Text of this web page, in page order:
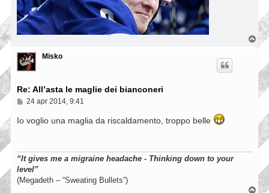
T
o
Misko
Re: All’asta le maglie dei bianconeri
M
s
g
i
o
24 apr 2014, 9:41
Io voglio una maglia da riscaldamento, troppo belle
“It gives me a migraine headache - Thinking down to your
level”
(Megadeth – “Sweating Bullets”)